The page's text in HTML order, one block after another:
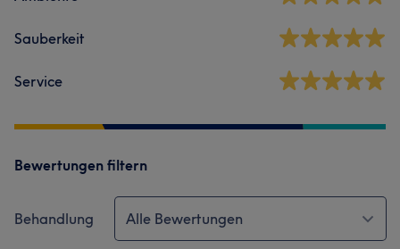
Sauberkeit
Service
Bewertungen filtern
Behandlung Alle Bewertungen